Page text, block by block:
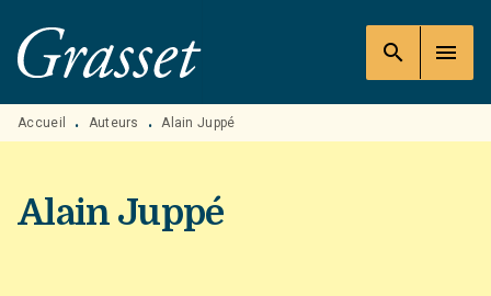
MENU RECHERCHE
PIED DE PAGE
search menu
Accueil • Auteurs • Alain Juppé
Alain Juppé